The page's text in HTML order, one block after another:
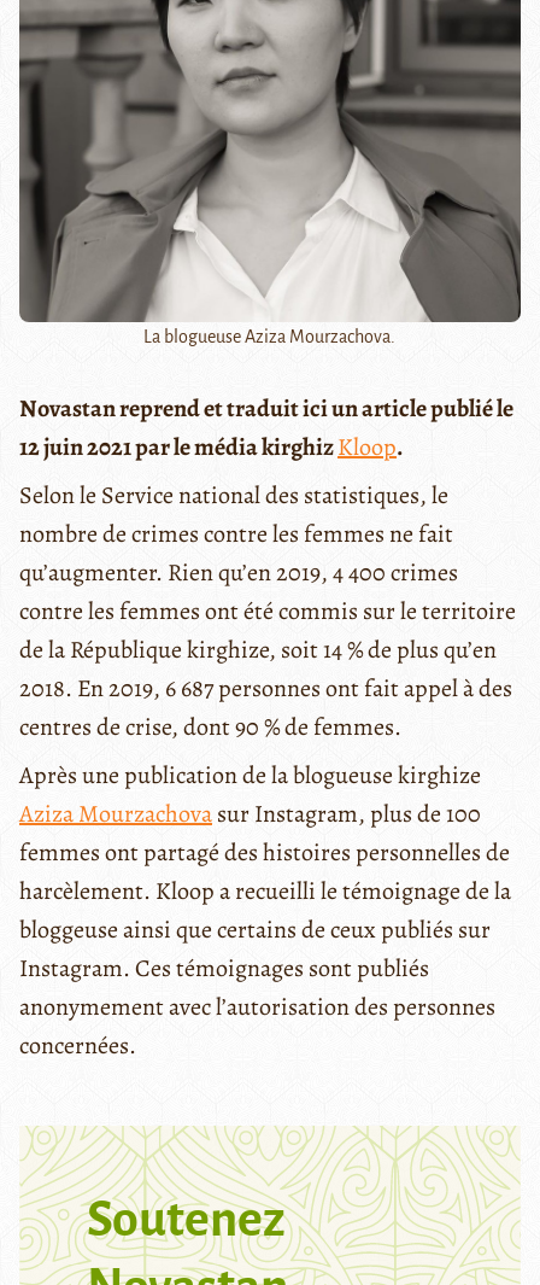
La blogueuse Aziza Mourzachova.
Novastan reprend et traduit ici un article publié le
12 juin 2021 par le média kirghizKloop.
Selon le Service national des statistiques, le
nombre de crimes contre les femmes ne fait
qu’augmenter. Rien qu’en 2019, 4 400 crimes
contre les femmes ont été commis sur le territoire
de la République kirghize, soit 14 % de plus qu’en
2018. En 2019, 6 687 personnes ont fait appel à des
centres de crise, dont 90 % de femmes.
Après une publication de la blogueuse kirghize
Aziza Mourzachovasur Instagram, plus de 100
femmes ont partagé des histoires personnelles de
harcèlement. Kloop a recueilli le témoignage de la
bloggeuse ainsi que certains de ceux publiés sur
Instagram. Ces témoignages sont publiés
anonymement avec l’autorisation des personnes
concernées.
Soutenez